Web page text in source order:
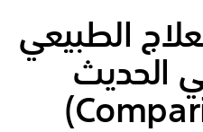
الطبيعي
الحديث